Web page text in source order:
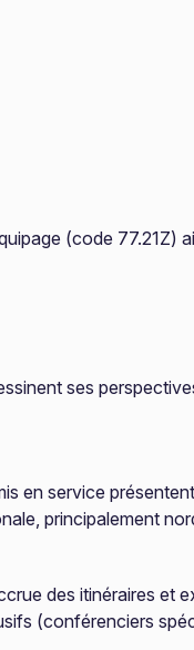
(code 77.21Z)
ses
en service
principalement
des itinéraires et
(conférenciers